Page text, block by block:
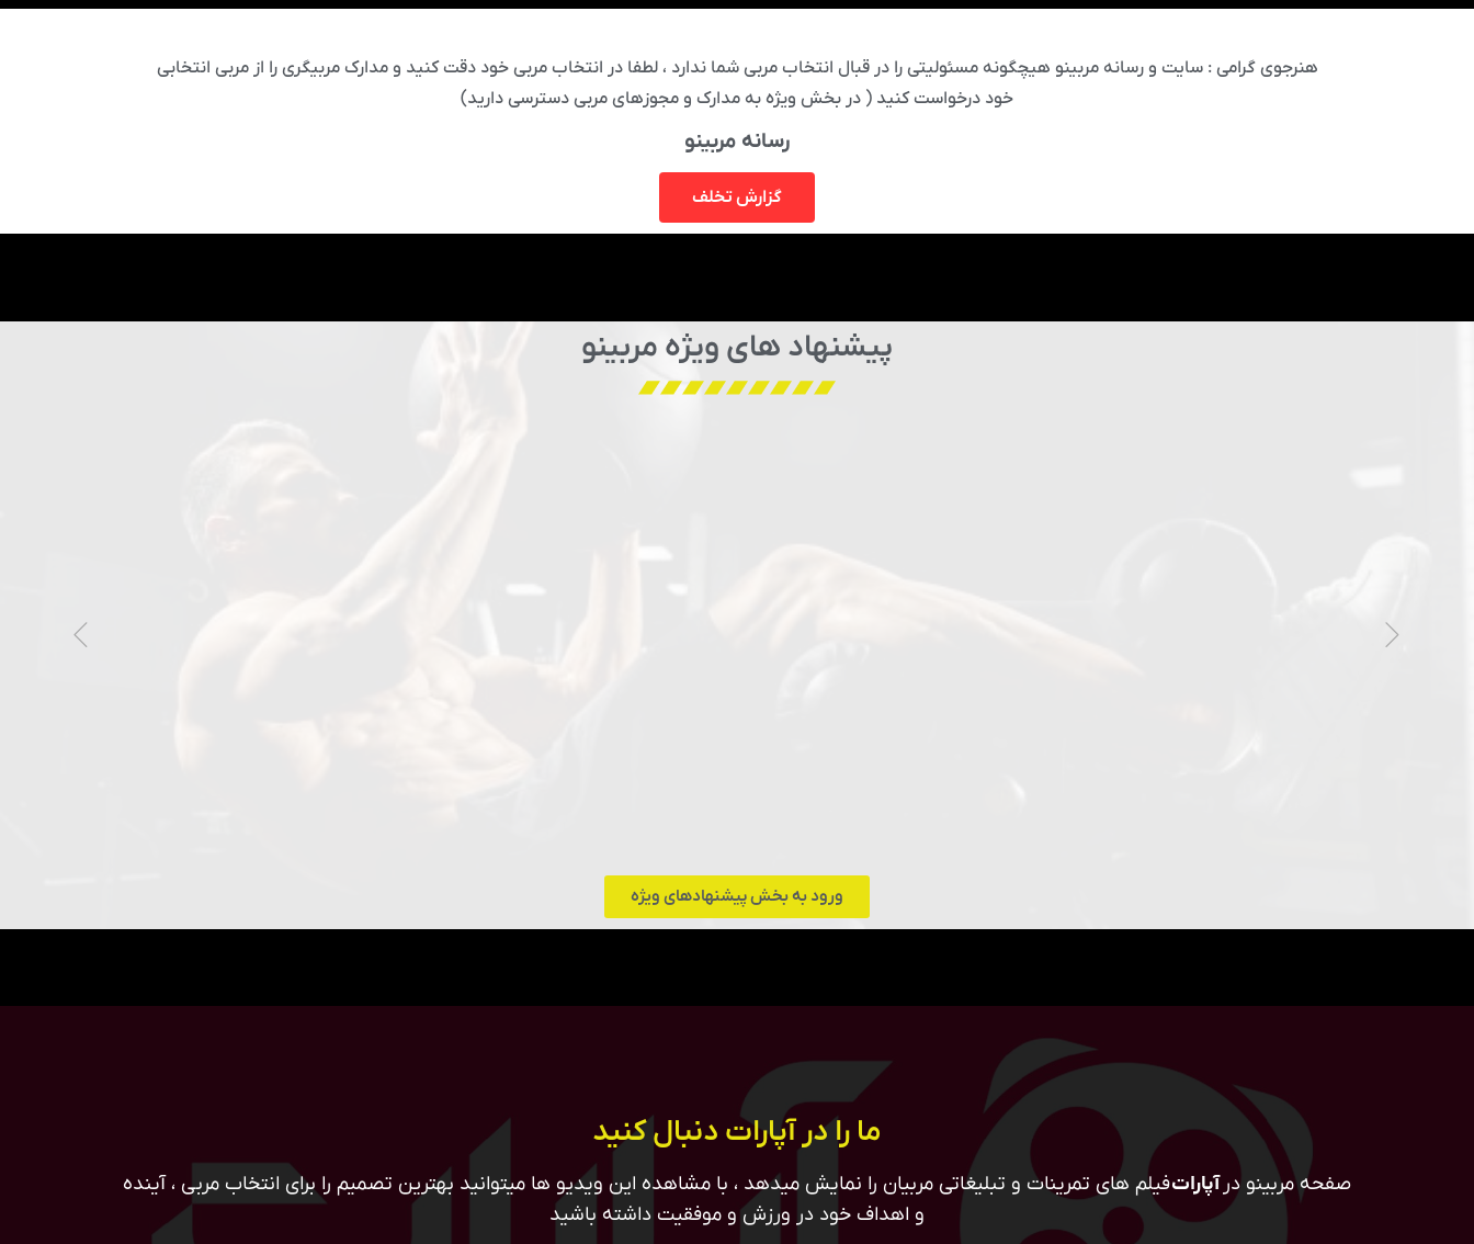
هنرجوی گرامی : سایت و رسانه مربینو هیچگونه مسئولیتی را در قبال انتخاب مربی شما ندارد ، لطفا در انتخاب مربی خود دقت کنید و مدارک مربیگری را از مربی انتخابی
خود درخواست کنید ( در بخش ویژه به مدارک و مجوزهای مربی دسترسی دارید)
رسانه مربینو
گزارش تخلف
پیشنهاد های ویژه مربینو
ورود به بخش پیشنهادهای ویژه
ما را در آپارات دنبال کنید
صفحه مربینو در آپاراتفیلم های تمرینات و تبلیغاتی مربیان را نمایش میدهد ، با مشاهده این ویدیو ها میتوانید بهترین تصمیم را برای انتخاب مربی ، آینده
و اهداف خود در ورزش و موفقیت داشته باشید